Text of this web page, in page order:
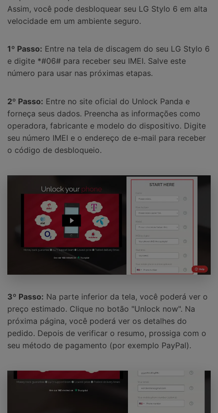
Assim, você pode desbloquear seu LG Stylo 6 em alta
velocidade em um ambiente seguro.
1º Passo: Entre na tela de discagem do seu LG Stylo 6
e digite *#06# para receber seu IMEI. Salve este
número para usar nas próximas etapas.
2º Passo: Entre no site oficial do Unlock Panda e
forneça seus dados. Preencha as informações como
operadora, fabricante e modelo do dispositivo. Digite
seu número IMEI e o endereço de e-mail para receber
o código de desbloqueio.
3º Passo: Na parte inferior da tela, você poderá ver o
preço estimado. Clique no botão "Unlock now". Na
próxima página, você poderá ver os detalhes do
pedido. Depois de verificar o resumo, prossiga com o
seu método de pagamento (por exemplo PayPal).